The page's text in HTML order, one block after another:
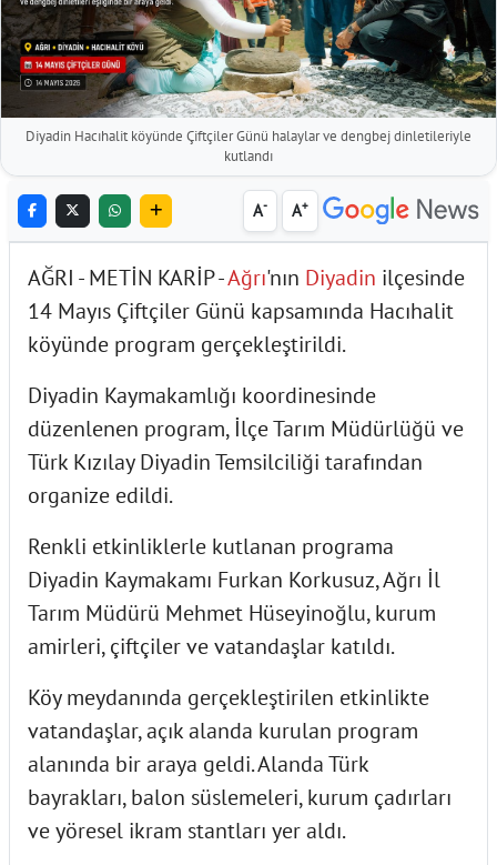
Diyadin Hacıhalit köyünde Çiftçiler Günü halaylar ve dengbej dinletileriyle
kutlandı
A- A+
AĞRI - METİN KARİP -Ağrı'nın Diyadin ilçesinde
14 Mayıs Çiftçiler Günü kapsamında Hacıhalit
köyünde program gerçekleştirildi.
Diyadin Kaymakamlığı koordinesinde
düzenlenen program, İlçe Tarım Müdürlüğü ve
Türk Kızılay Diyadin Temsilciliği tarafından
organize edildi.
Renkli etkinliklerle kutlanan programa
Diyadin Kaymakamı Furkan Korkusuz, Ağrı İl
Tarım Müdürü Mehmet Hüseyinoğlu, kurum
amirleri, çiftçiler ve vatandaşlar katıldı.
Köy meydanında gerçekleştirilen etkinlikte
vatandaşlar, açık alanda kurulan program
alanında bir araya geldi. Alanda Türk
bayrakları, balon süslemeleri, kurum çadırları
ve yöresel ikram stantları yer aldı.